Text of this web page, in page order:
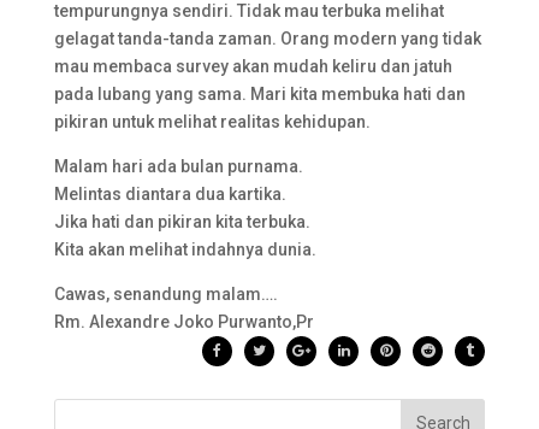
tempurungnya sendiri. Tidak mau terbuka melihat
gelagat tanda-tanda zaman. Orang modern yang tidak
mau membaca survey akan mudah keliru dan jatuh
pada lubang yang sama. Mari kita membuka hati dan
pikiran untuk melihat realitas kehidupan.
Malam hari ada bulan purnama.
Melintas diantara dua kartika.
Jika hati dan pikiran kita terbuka.
Kita akan melihat indahnya dunia.
Cawas, senandung malam….
Rm. Alexandre Joko Purwanto,Pr